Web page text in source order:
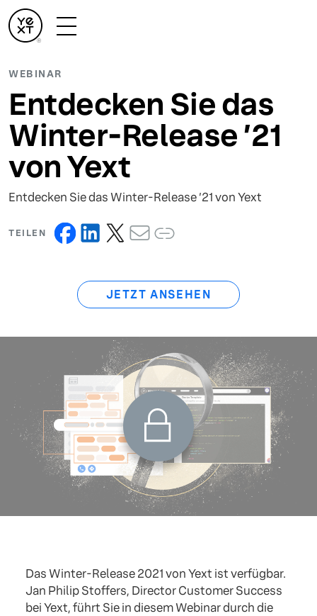
WEBINAR
Entdecken Sie das
Winter-Release ’21
von Yext
Entdecken Sie das Winter-Release ’21 von Yext
TEILEN
JETZT ANSEHEN
Das Winter-Release 2021 von Yext ist verfügbar.
Jan Philip Stoffers, Director Customer Success
bei Yext, führt Sie in diesem Webinar durch die